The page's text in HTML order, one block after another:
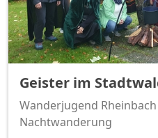
Geister im
Wanderjugend
Nachtwanderung